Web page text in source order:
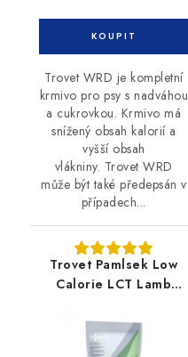
Trovet WRD je kompletní
krmivo pro psy s nadváhou
a cukrovkou. Krmivo má
snížený obsah kalorií a
vyšší obsah
vlákniny. Trovet WRD
může být také předepsán v
případech...
Trovet Pamlsek Low
Calorie LCT Lamb